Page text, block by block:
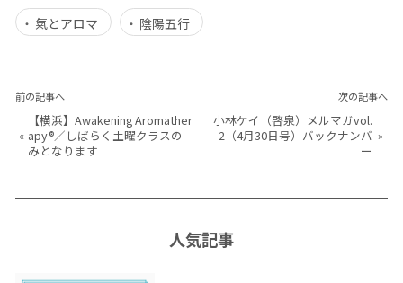
氣とアロマ
陰陽五行
前の記事へ
«
【横浜】Awakening Aromather
apy®／しばらく土曜クラスの
みとなります
次の記事へ
小林ケイ（啓泉）メルマガvol.
2（4月30日号）バックナンバ
ー
»
人気記事